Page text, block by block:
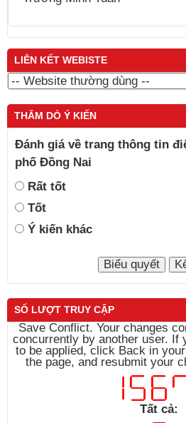
LIÊN KẾT WEBISTE
THĂM DÒ Ý KIẾN
Đánh giá về trang thông tin
phố Đồng Nai
Rất tốt
Tốt
Ý kiến khác
SỐ LƯỢT TRUY CẬP
Save Conflict. Your changes
concurrently by another user. If
to be applied, click Back in
the page, and resubmit your
Tất cả: